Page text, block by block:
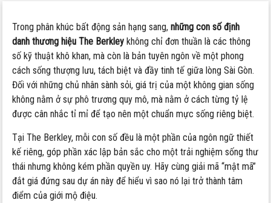
Trong phân khúc bất động sản hạng sang,những con số định
danh thương hiệu The Berkley không chỉ đơn thuần là các thông
số kỹ thuật khô khan, mà còn là bản tuyên ngôn về một phong
cách sống thượng lưu, tách biệt và đầy tinh tế giữa lòng Sài Gòn.
Đối với những chủ nhân sành sỏi, giá trị của một không gian sống
không nằm ở sự phô trương quy mô, mà nằm ở cách từng tỷ lệ
được cân nhắc tỉ mỉ để tạo nên một chuẩn mực sống riêng biệt.
Tại The Berkley, mỗi con số đều là một phần của ngôn ngữ thiết
kế riêng, góp phần xác lập bản sắc cho một trải nghiệm sống thư
thái nhưng không kém phần quyền uy. Hãy cùng giải mã “mật mã”
đắt giá đứng sau dự án này để hiểu vì sao nó lại trở thành tâm
điểm của giới mộ điệu.